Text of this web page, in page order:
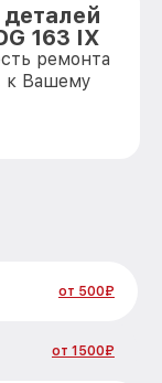
163 IX
ремонта
к Вашему
от 500₽
от 1500₽